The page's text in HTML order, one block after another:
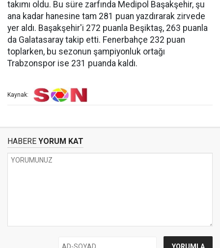
takımı oldu. Bu süre zarfında Medipol Başakşehir, şu
ana kadar hanesine tam 281 puan yazdırarak zirvede
yer aldı. Başakşehir'i 272 puanla Beşiktaş, 263 puanla
da Galatasaray takip etti. Fenerbahçe 232 puan
toplarken, bu sezonun şampiyonluk ortağı
Trabzonspor ise 231 puanda kaldı.
Kaynak:
HABERE YORUM KAT